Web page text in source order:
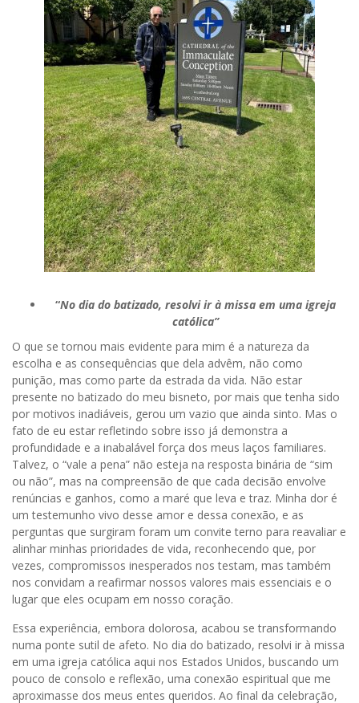
“No dia do batizado, resolvi ir à missa em uma igreja
católica”
O que se tornou mais evidente para mim é a natureza da
escolha e as consequências que dela advêm, não como
punição, mas como parte da estrada da vida. Não estar
presente no batizado do meu bisneto, por mais que tenha sido
por motivos inadiáveis, gerou um vazio que ainda sinto. Mas o
fato de eu estar refletindo sobre isso já demonstra a
profundidade e a inabalável força dos meus laços familiares.
Talvez, o “vale a pena” não esteja na resposta binária de “sim
ou não”, mas na compreensão de que cada decisão envolve
renúncias e ganhos, como a maré que leva e traz. Minha dor é
um testemunho vivo desse amor e dessa conexão, e as
perguntas que surgiram foram um convite terno para reavaliar e
alinhar minhas prioridades de vida, reconhecendo que, por
vezes, compromissos inesperados nos testam, mas também
nos convidam a reafirmar nossos valores mais essenciais e o
lugar que eles ocupam em nosso coração.
Essa experiência, embora dolorosa, acabou se transformando
numa ponte sutil de afeto. No dia do batizado, resolvi ir à missa
em uma igreja católica aqui nos Estados Unidos, buscando um
pouco de consolo e reflexão, uma conexão espiritual que me
aproximasse dos meus entes queridos. Ao final da celebração,